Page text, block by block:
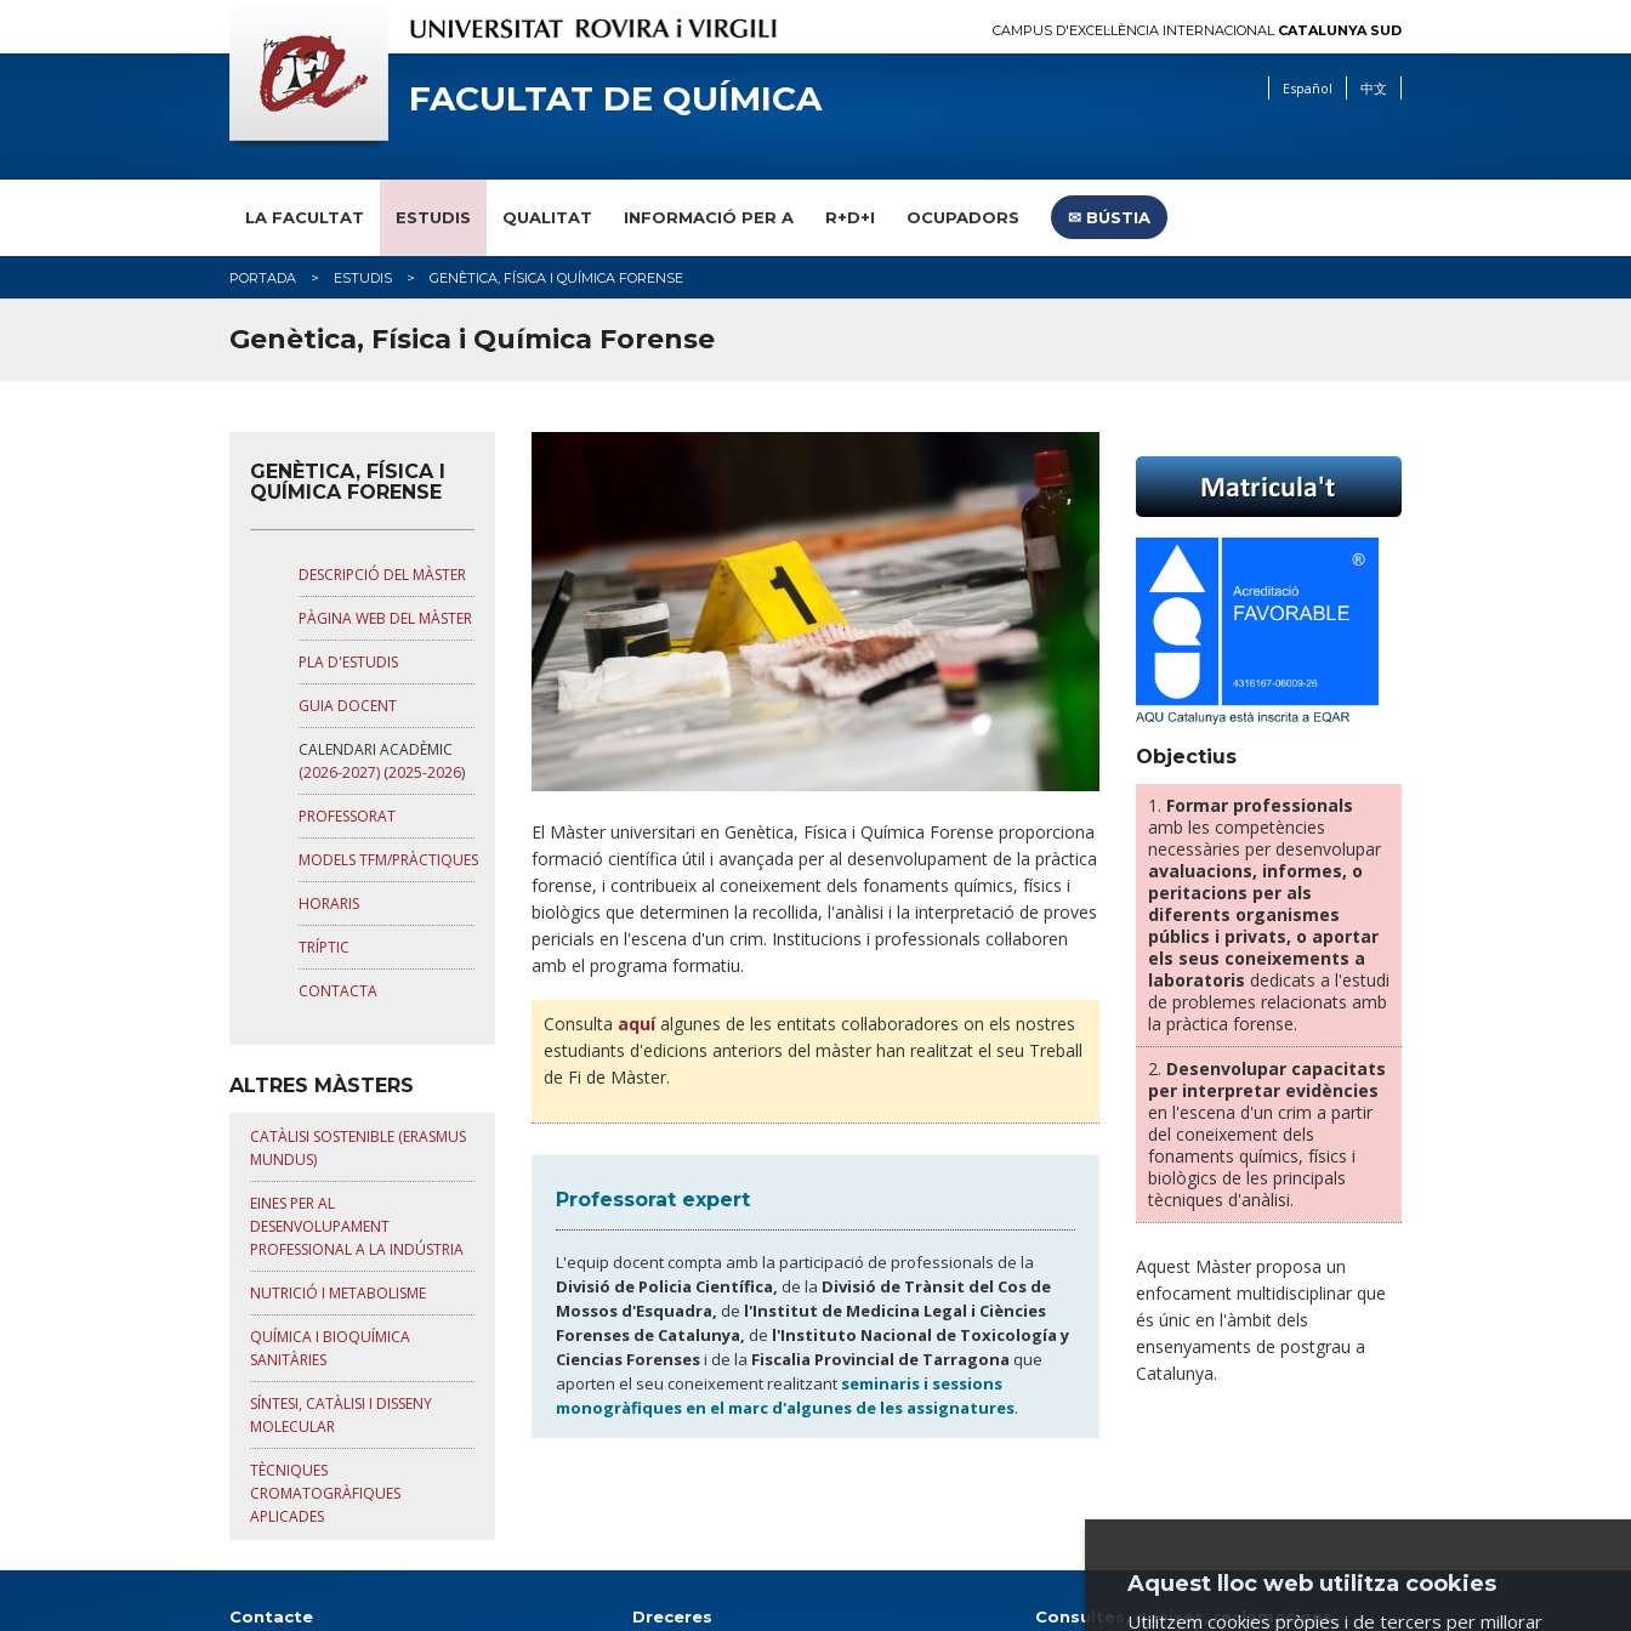
CAMPUS D'EXCEL·LÈNCIA INTERNACIONAL CATALUNYA SUD
FACULTAT DE QUÍMICA Español 中文
LA FACULTAT ESTUDIS QUALITAT INFORMACIÓ PER A R+D+I OCUPADORS ✉︎ BÚSTIA
PORTADA ESTUDIS GENÈTICA, FÍSICA I QUÍMICA FORENSE
Genètica, Física i Química Forense
GENÈTICA, FÍSICA I
QUÍMICA FORENSE
DESCRIPCIÓ DEL MÀSTER
PÀGINA WEB DEL MÀSTER
PLA D'ESTUDIS
GUIA DOCENT
CALENDARI ACADÈMIC
(2026-2027) (2025-2026)
PROFESSORAT
MODELS TFM/PRÀCTIQUES
HORARIS
TRÍPTIC
CONTACTA
ALTRES MÀSTERS
CATÀLISI SOSTENIBLE (ERASMUS
MUNDUS)
EINES PER AL
DESENVOLUPAMENT
PROFESSIONAL A LA INDÚSTRIA
NUTRICIÓ I METABOLISME
QUÍMICA I BIOQUÍMICA
SANITÀRIES
SÍNTESI, CATÀLISI I DISSENY
MOLECULAR
TÈCNIQUES
CROMATOGRÀFIQUES
APLICADES
El Màster universitari en Genètica, Física i Química Forense proporciona
formació científica útil i avançada per al desenvolupament de la pràctica
forense, i contribueix al coneixement dels fonaments químics, físics i
biològics que determinen la recollida, l'anàlisi i la interpretació de proves
pericials en l'escena d'un crim. Institucions i professionals col·laboren
amb el programa formatiu.
Consulta aquíalgunes de les entitats col·laboradores on els nostres
estudiants d'edicions anteriors del màster han realitzat el seu Treball
de Fi de Màster.
Professorat expert
L'equip docent compta amb la participació de professionals de la
Divisió de Policia Científica, de la Divisió de Trànsit del Cos de
Mossos d'Esquadra, de l'Institut de Medicina Legal i Ciències
Forenses de Catalunya, de l'Instituto Nacional de Toxicología y
Ciencias Forensesi de la Fiscalia Provincial de Tarragona que
aporten el seu coneixement realitzant seminaris i sessions
monogràfiques en el marc d'algunes de les assignatures.
Objectius
1. Formar professionals
amb les competències
necessàries per desenvolupar
avaluacions, informes, o
peritacions per als
diferents organismes
públics i privats, o aportar
els seus coneixements a
laboratoris dedicats a l'estudi
de problemes relacionats amb
la pràctica forense.
2. Desenvolupar capacitats
per interpretar evidències
en l'escena d'un crim a partir
del coneixement dels
fonaments químics, físics i
biològics de les principals
tècniques d'anàlisi.
Aquest Màster proposa un
enfocament multidisciplinar que
és únic en l'àmbit dels
ensenyaments de postgrau a
Catalunya.
Contacte Dreceres
Consultes, queixes, reclamacions,
Aquest lloc web utilitza cookies
Utilitzem cookies pròpies i de tercers per millorar